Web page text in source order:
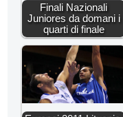
Finali Nazionali
Juniores da domani i
quarti di finale